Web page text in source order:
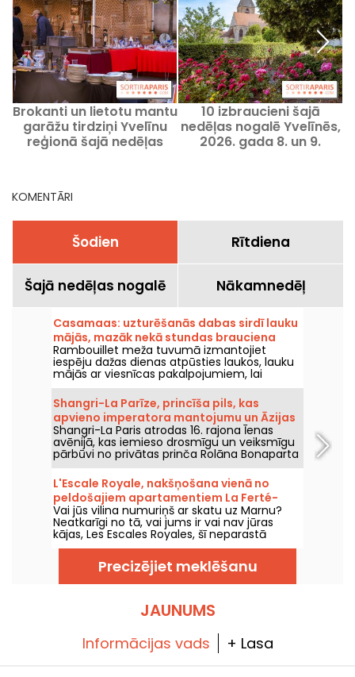
Brokanti un lietotu mantu
garāžu tirdziņi Yvelīnu
reģionā šajā nedēļas
10 izbraucieni šajā
nedēļas nogalē Yvelīnēs,
2026. gada 8. un 9.
KOMENTĀRI
Šodien Rītdiena
Šajā nedēļas nogalē Nākamnedēļ
Casamaas: uzturēšanās dabas sirdī lauku
mājās, mazāk nekā stundas brauciena
attālumā no Parīzes
Rambouillet meža tuvumā izmantojiet
iespēju dažas dienas atpūsties laukos, lauku
mājās ar viesnīcas pakalpojumiem, lai
tuvotos dabai un izbaudītu miera brīžus kopā
ar saviem mīļajiem.
Shangri-La Parīze, princīša pils, kas
apvieno imperatora mantojumu un Āzijas
greznību, atrodas d'Iéna Avenue.
Shangri-La Paris atrodas 16. rajona Īenas
avēnijā, kas iemieso drosmīgu un veiksmīgu
pārbūvi no privātas prinča Rolāna Bonaparta
pils par viesnīcu, kas iekļauta vēstures
pieminekļu sarakstā, un izcilu pili.
L'Escale Royale, nakšņošana vienā no
peldošajiem apartamentiem La Ferté-
sous-Jouarre (77)
Vai jūs vilina numuriņš ar skatu uz Marnu?
Neatkarīgi no tā, vai jums ir vai nav jūras
kājas, Les Escales Royales, šī neparastā
naktsmītne uz ūdens, piedāvā iespēju
pavadīt nakti (vai vairāk, ja vēlaties) kādā no
peldošajiem apartamentiem netālu no La
Ferté-sous-Jouarre.
Precizējiet meklēšanu
JAUNUMS
Informācijas vads + Lasa